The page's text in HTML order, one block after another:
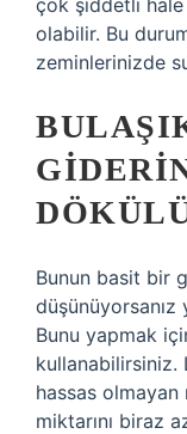
çok şiddetli hale
olabilir. Bu
zeminlerinizde
Bunun basit bir
Bunu yapmak
hassas olmayan
miktarını biraz